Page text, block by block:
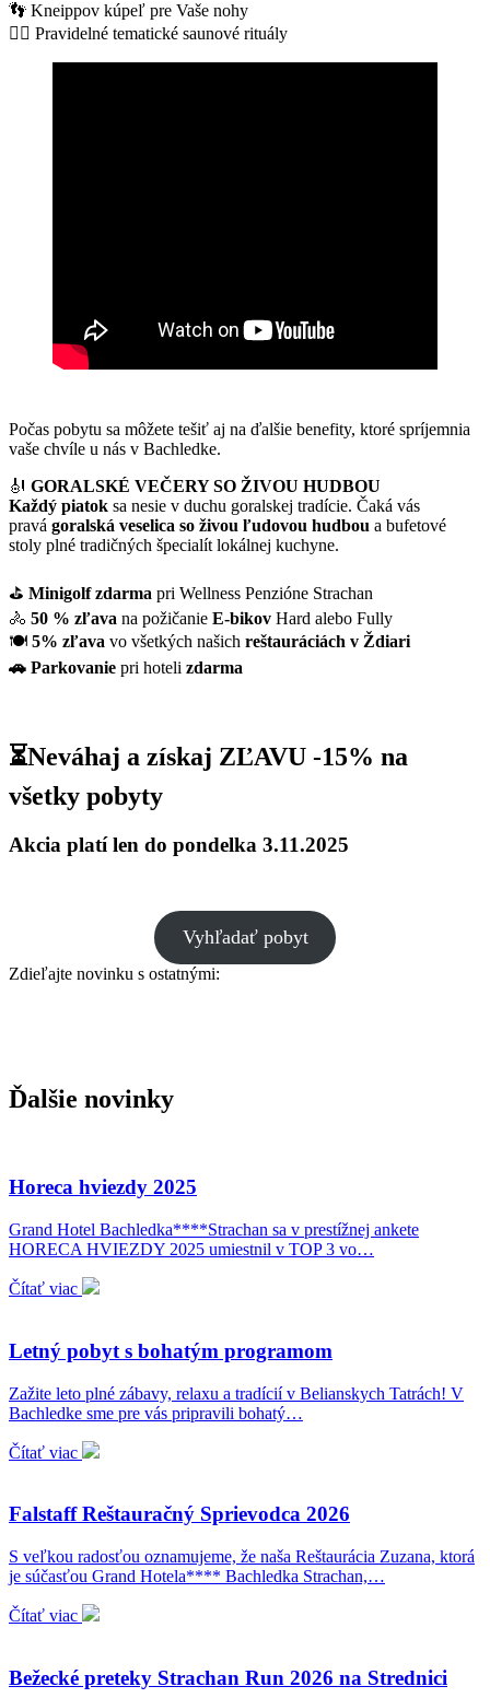
👣 Kneippov kúpeľ pre Vaše nohy
🧖‍♀️ Pravidelné tematické saunové rituály
Počas pobytu sa môžete tešiť aj na ďalšie benefity, ktoré spríjemnia
vaše chvíle u nás v Bachledke.
🎻 GORALSKÉ VEČERY SO ŽIVOU HUDBOU
Každý piatok sa nesie v duchu goralskej tradície. Čaká vás
pravá goralská veselica so živou ľudovou hudbou a bufetové
stoly plné tradičných špecialít lokálnej kuchyne.
⛳ Minigolf zdarma pri Wellness Penzióne Strachan
🚴 50 % zľava na požičanie E-bikov Hard alebo Fully
🍽️ 5% zľava vo všetkých našich reštauráciách v Ždiari
🚗 Parkovanie pri hoteli zdarma
⏳Neváhaj a získaj ZĽAVU -15% na
všetky pobyty
Akcia platí len do pondelka 3.11.2025
Vyhľadať pobyt
Zdieľajte novinku s ostatnými:
Ďalšie novinky
Horeca hviezdy 2025
Grand Hotel Bachledka****Strachan sa v prestížnej ankete
HORECA HVIEZDY 2025 umiestnil v TOP 3 vo…
Čítať viac
Letný pobyt s bohatým programom
Zažite leto plné zábavy, relaxu a tradícií v Belianskych Tatrách! V
Bachledke sme pre vás pripravili bohatý…
Čítať viac
Falstaff Reštauračný Sprievodca 2026
S veľkou radosťou oznamujeme, že naša Reštaurácia Zuzana, ktorá
je súčasťou Grand Hotela**** Bachledka Strachan,…
Čítať viac
Bežecké preteky Strachan Run 2026 na Strednici